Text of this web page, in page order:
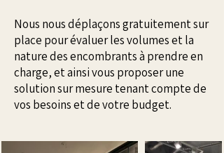
Nous nous déplaçons gratuitement sur
place pour évaluer les volumes et la
nature des encombrants à prendre en
charge, et ainsi vous proposer une
solution sur mesure tenant compte de
vos besoins et de votre budget.